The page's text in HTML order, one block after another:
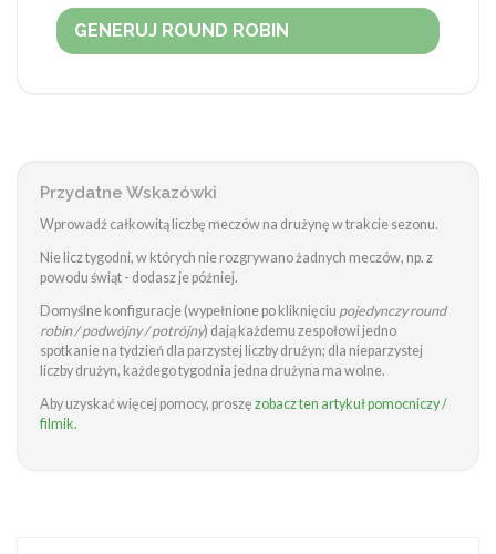
GENERUJ ROUND ROBIN
Przydatne Wskazówki
Wprowadź całkowitą liczbę meczów na drużynę w trakcie sezonu.
Nie licz tygodni, w których nie rozgrywano żadnych meczów, np. z
powodu świąt - dodasz je później.
Domyślne konfiguracje (wypełnione po kliknięciu pojedynczy round
robin / podwójny / potrójny) dają każdemu zespołowi jedno
spotkanie na tydzień dla parzystej liczby drużyn; dla nieparzystej
liczby drużyn, każdego tygodnia jedna drużyna ma wolne.
Aby uzyskać więcej pomocy, proszę zobacz ten artykuł pomocniczy /
filmik.